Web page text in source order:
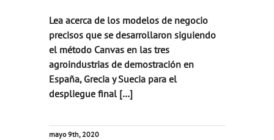
Lea acerca de los modelos de negocio
precisos que se desarrollaron siguiendo
el método Canvas en las tres
agroindustrias de demostración en
España, Grecia y Suecia para el
despliegue final […]
mayo 9th, 2020